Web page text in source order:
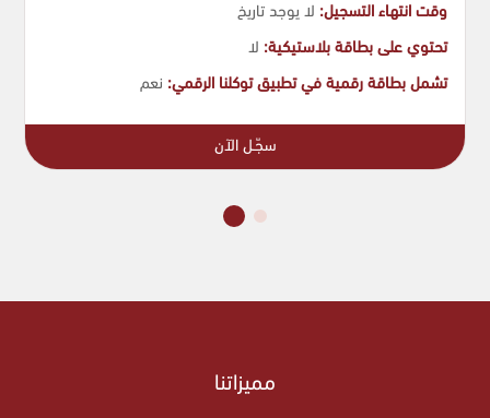
وقت انتهاء التسجيل: لا يوجد تاريخ
تحتوي على بطاقة بلاستيكية: لا
تشمل بطاقة رقمية في تطبيق توكلنا الرقمي: نعم
سجّـل الآن
مميزاتنا